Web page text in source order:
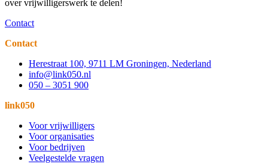
over vrijwilligerswerk te delen!
Contact
Contact
Herestraat 100, 9711 LM Groningen, Nederland
info@link050.nl
050 – 3051 900
link050
Voor vrijwilligers
Voor organisaties
Voor bedrijven
Veelgestelde vragen